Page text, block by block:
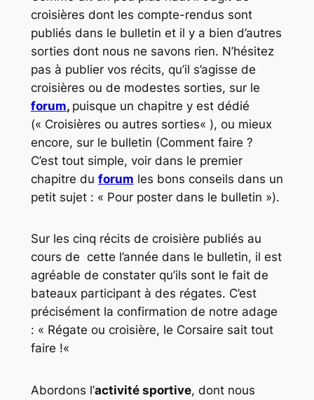
croisières dont les compte-rendus sont
publiés dans le bulletin et il y a bien d’autres
sorties dont nous ne savons rien. N’hésitez
pas à publier vos récits, qu’il s’agisse de
croisières ou de modestes sorties, sur le
forum, puisque un chapitre y est dédié
(« Croisières ou autres sorties« ), ou mieux
encore, sur le bulletin (Comment faire ?
C’est tout simple, voir dans le premier
chapitre du forum les bons conseils dans un
petit sujet : « Pour poster dans le bulletin »).
Sur les cinq récits de croisière publiés au
cours de cette l’année dans le bulletin, il est
agréable de constater qu’ils sont le fait de
bateaux participant à des régates. C’est
précisément la confirmation de notre adage
: « Régate ou croisière, le Corsaire sait tout
faire !«
Abordons l’activité sportive, dont nous